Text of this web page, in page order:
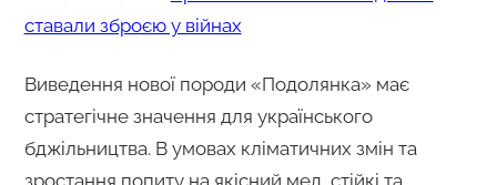
ставали зброєю у війнах
Виведення нової породи «Подолянка» має
стратегічне значення для українського
бджільництва. В умовах кліматичних змін та
зростання попиту на якісний мед, стійкі та